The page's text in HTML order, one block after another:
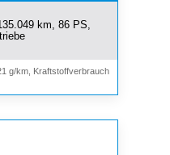
km, 86 PS,
g/km, Kraftstoffverbrauch